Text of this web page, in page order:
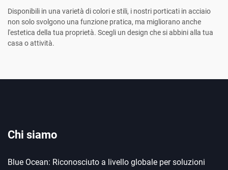
Disponibili in una varietà di colori e stili, i nostri porticati in acciaio
non solo svolgono una funzione pratica, ma migliorano anche
l'estetica della tua proprietà. Scegli un design che si abbini alla tua
casa o attività.
Chi siamo
Blue Ocean: Riconosciuto a livello globale per soluzioni